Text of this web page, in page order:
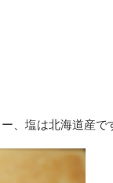
、塩は北海道産で